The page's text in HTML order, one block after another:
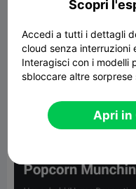
Scopri
Accedi a tutti i dettagli
cloud senza interruzioni
Interagisci con i modelli
sbloccare altre sorprese
Apri in